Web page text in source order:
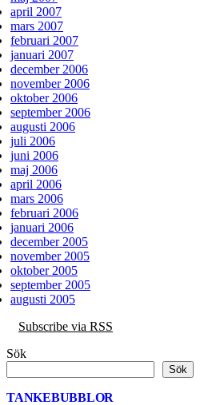
april 2007
mars 2007
februari 2007
januari 2007
december 2006
november 2006
oktober 2006
september 2006
augusti 2006
juli 2006
juni 2006
maj 2006
april 2006
mars 2006
februari 2006
januari 2006
december 2005
november 2005
oktober 2005
september 2005
augusti 2005
Subscribe via RSS
Sök
Sök
TANKEBUBBLOR